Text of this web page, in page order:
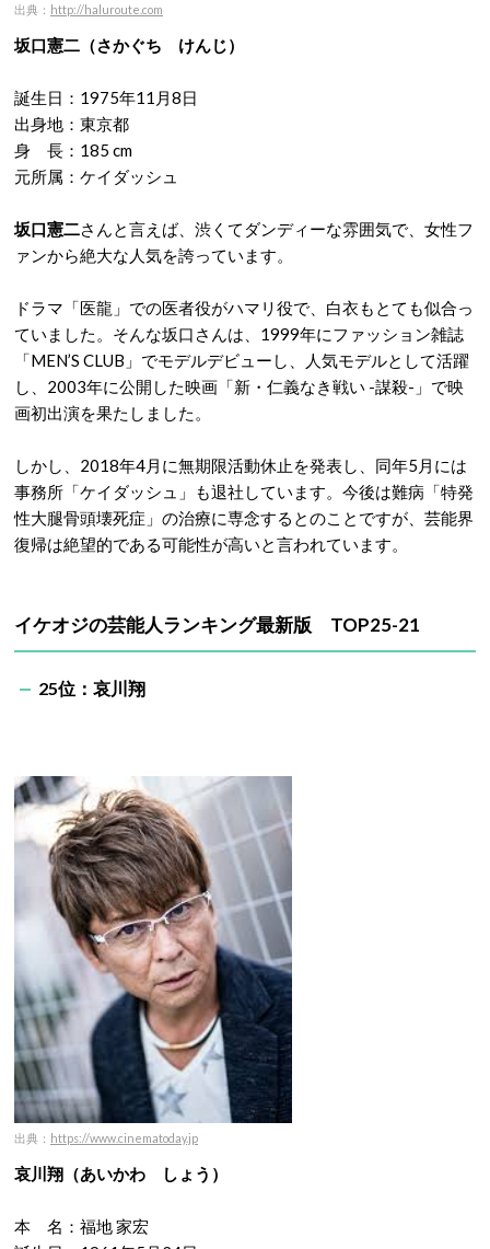
出典： http://haluroute.com
坂口憲二（さかぐち けんじ）
誕生日：1975年11月8日
出身地：東京都
身 長：185 cm
元所属：ケイダッシュ
坂口憲二さんと言えば、渋くてダンディーな雰囲気で、女性フ
ァンから絶大な人気を誇っています。
ドラマ「医龍」での医者役がハマリ役で、白衣もとても似合っ
ていました。そんな坂口さんは、1999年にファッション雑誌
「MEN’S CLUB」でモデルデビューし、人気モデルとして活躍
し、2003年に公開した映画「新・仁義なき戦い -謀殺-」で映
画初出演を果たしました。
しかし、2018年4月に無期限活動休止を発表し、同年5月には
事務所「ケイダッシュ」も退社しています。今後は難病「特発
性大腿骨頭壊死症」の治療に専念するとのことですが、芸能界
復帰は絶望的である可能性が高いと言われています。
イケオジの芸能人ランキング最新版 TOP25-21
25位：哀川翔
出典： https://www.cinematoday.jp
哀川翔（あいかわ しょう）
本 名：福地 家宏